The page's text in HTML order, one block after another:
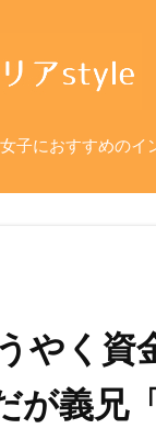
子におすすめのイ
やく資
が義兄